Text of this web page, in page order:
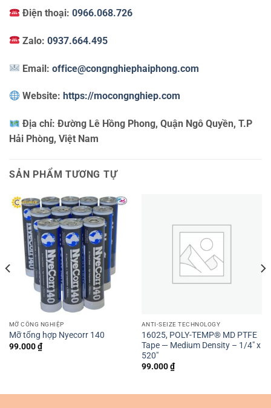
Điện thoại:0966.068.726
Zalo:0937.664.495
Email:office@congnghiephaiphong.com
Website: https://mocongnghiep.com
Địa chỉ:Đường Lê Hồng Phong, Quận Ngô Quyền, T.P
Hải Phòng, Việt Nam
SẢN PHẨM TƯƠNG TỰ
MỠ CÔNG NGHIỆP
Mỡ tổng hợp Nyecorr 140
99.000₫
ANTI-SEIZE TECHNOLOGY
16025, POLY-TEMP® MD PTFE
Tape — Medium Density – 1/4″ x
520″
99.000₫